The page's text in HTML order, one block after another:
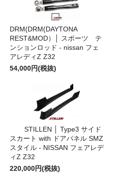
DRM(DRM(DAYTONA
REST&MOD）│ スポーツ テ
ンションロッド - nissan フェ
アレディZ Z32
54,000円(税抜)
STILLEN │ Type3 サイド
スカート with ドアパネル SMZ
スタイル - NISSAN フェアレデ
ィZ Z32
220,000円(税抜)